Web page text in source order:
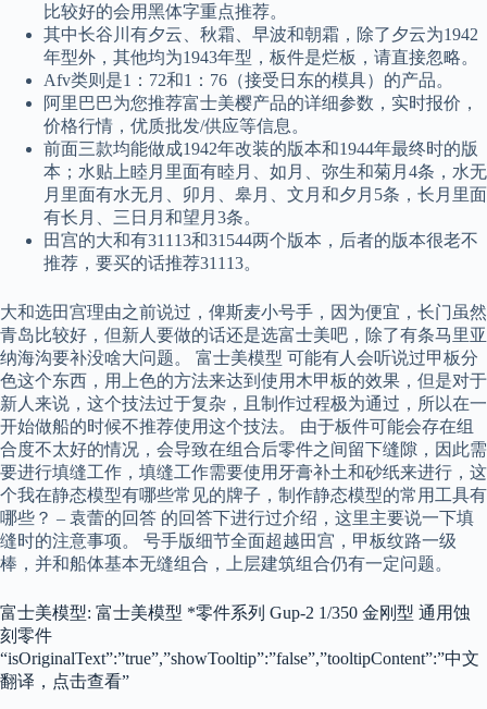
比较好的会用黑体字重点推荐。
其中长谷川有夕云、秋霜、早波和朝霜，除了夕云为1942
年型外，其他均为1943年型，板件是烂板，请直接忽略。
Afv类则是1：72和1：76（接受日东的模具）的产品。
阿里巴巴为您推荐富士美樱产品的详细参数，实时报价，
价格行情，优质批发/供应等信息。
前面三款均能做成1942年改装的版本和1944年最终时的版
本；水贴上睦月里面有睦月、如月、弥生和菊月4条，水无
月里面有水无月、卯月、皋月、文月和夕月5条，长月里面
有长月、三日月和望月3条。
田宫的大和有31113和31544两个版本，后者的版本很老不
推荐，要买的话推荐31113。
大和选田宫理由之前说过，俾斯麦小号手，因为便宜，长门虽然
青岛比较好，但新人要做的话还是选富士美吧，除了有条马里亚
纳海沟要补没啥大问题。 富士美模型 可能有人会听说过甲板分
色这个东西，用上色的方法来达到使用木甲板的效果，但是对于
新人来说，这个技法过于复杂，且制作过程极为通过，所以在一
开始做船的时候不推荐使用这个技法。 由于板件可能会存在组
合度不太好的情况，会导致在组合后零件之间留下缝隙，因此需
要进行填缝工作，填缝工作需要使用牙膏补土和砂纸来进行，这
个我在静态模型有哪些常见的牌子，制作静态模型的常用工具有
哪些？ – 袁蕾的回答 的回答下进行过介绍，这里主要说一下填
缝时的注意事项。 号手版细节全面超越田宫，甲板纹路一级
棒，并和船体基本无缝组合，上层建筑组合仍有一定问题。
富士美模型: 富士美模型 *零件系列 Gup-2 1/350 金刚型 通用蚀
刻零件
“isOriginalText”:”true”,”showTooltip”:”false”,”tooltipContent”:”中文
翻译，点击查看”